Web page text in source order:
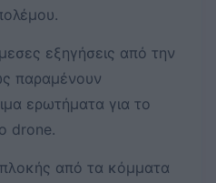
εξηγήσεις από την
παραμένουν
ερωτήματα για το
drone.
από τα κόμματα